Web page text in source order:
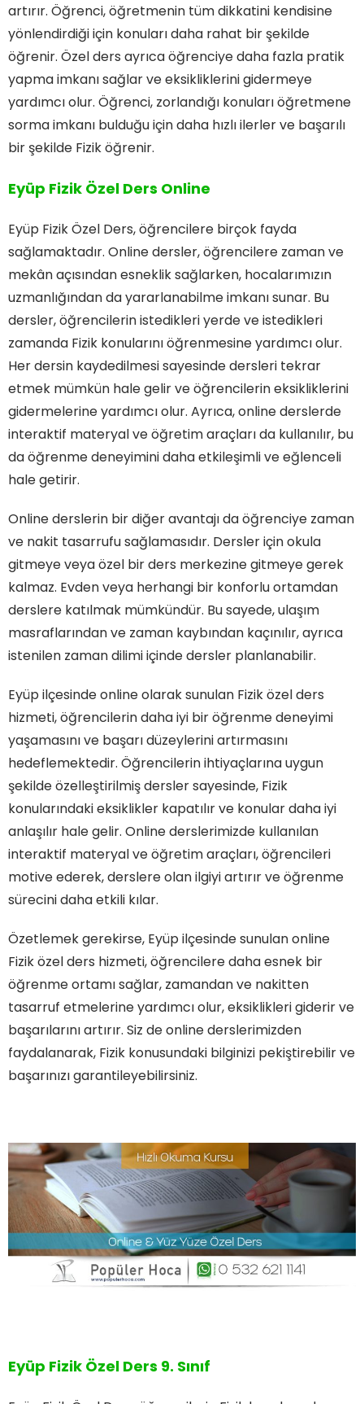
artırır. Öğrenci, öğretmenin tüm dikkatini kendisine
yönlendirdiği için konuları daha rahat bir şekilde
öğrenir. Özel ders ayrıca öğrenciye daha fazla pratik
yapma imkanı sağlar ve eksikliklerini gidermeye
yardımcı olur. Öğrenci, zorlandığı konuları öğretmene
sorma imkanı bulduğu için daha hızlı ilerler ve başarılı
bir şekilde Fizik öğrenir.
Eyüp Fizik Özel Ders Online
Eyüp Fizik Özel Ders, öğrencilere birçok fayda
sağlamaktadır. Online dersler, öğrencilere zaman ve
mekân açısından esneklik sağlarken, hocalarımızın
uzmanlığından da yararlanabilme imkanı sunar. Bu
dersler, öğrencilerin istedikleri yerde ve istedikleri
zamanda Fizik konularını öğrenmesine yardımcı olur.
Her dersin kaydedilmesi sayesinde dersleri tekrar
etmek mümkün hale gelir ve öğrencilerin eksikliklerini
gidermelerine yardımcı olur. Ayrıca, online derslerde
interaktif materyal ve öğretim araçları da kullanılır, bu
da öğrenme deneyimini daha etkileşimli ve eğlenceli
hale getirir.
Online derslerin bir diğer avantajı da öğrenciye zaman
ve nakit tasarrufu sağlamasıdır. Dersler için okula
gitmeye veya özel bir ders merkezine gitmeye gerek
kalmaz. Evden veya herhangi bir konforlu ortamdan
derslere katılmak mümkündür. Bu sayede, ulaşım
masraflarından ve zaman kaybından kaçınılır, ayrıca
istenilen zaman dilimi içinde dersler planlanabilir.
Eyüp ilçesinde online olarak sunulan Fizik özel ders
hizmeti, öğrencilerin daha iyi bir öğrenme deneyimi
yaşamasını ve başarı düzeylerini artırmasını
hedeflemektedir. Öğrencilerin ihtiyaçlarına uygun
şekilde özelleştirilmiş dersler sayesinde, Fizik
konularındaki eksiklikler kapatılır ve konular daha iyi
anlaşılır hale gelir. Online derslerimizde kullanılan
interaktif materyal ve öğretim araçları, öğrencileri
motive ederek, derslere olan ilgiyi artırır ve öğrenme
sürecini daha etkili kılar.
Özetlemek gerekirse, Eyüp ilçesinde sunulan online
Fizik özel ders hizmeti, öğrencilere daha esnek bir
öğrenme ortamı sağlar, zamandan ve nakitten
tasarruf etmelerine yardımcı olur, eksiklikleri giderir ve
başarılarını artırır. Siz de online derslerimizden
faydalanarak, Fizik konusundaki bilginizi pekiştirebilir ve
başarınızı garantileyebilirsiniz.
Eyüp Fizik Özel Ders 9. Sınıf